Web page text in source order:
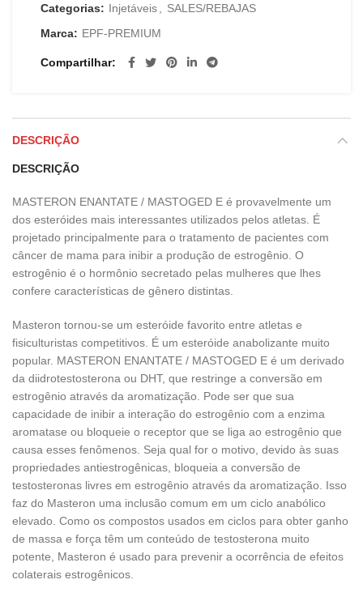
Categorias: Injetáveis
SALES/REBAJAS
Marca: EPF-PREMIUM
Compartilhar
DESCRIÇÃO
DESCRIÇÃO
MASTERON ENANTATE / MASTOGED E é provavelmente um
dos esteróides mais interessantes utilizados pelos atletas. É
projetado principalmente para o tratamento de pacientes com
câncer de mama para inibir a produção de estrogênio. O
estrogênio é o hormônio secretado pelas mulheres que lhes
confere características de gênero distintas.
Masteron tornou-se um esteróide favorito entre atletas e
fisiculturistas competitivos. É um esteróide anabolizante muito
popular. MASTERON ENANTATE / MASTOGED E é um derivado
da diidrotestosterona ou DHT, que restringe a conversão em
estrogênio através da aromatização. Pode ser que sua
capacidade de inibir a interação do estrogênio com a enzima
aromatase ou bloqueie o receptor que se liga ao estrogênio que
causa esses fenômenos. Seja qual for o motivo, devido às suas
propriedades antiestrogênicas, bloqueia a conversão de
testosteronas livres em estrogênio através da aromatização. Isso
faz do Masteron uma inclusão comum em um ciclo anabólico
elevado. Como os compostos usados em ciclos para obter ganho
de massa e força têm um conteúdo de testosterona muito
potente, Masteron é usado para prevenir a ocorrência de efeitos
colaterais estrogênicos.